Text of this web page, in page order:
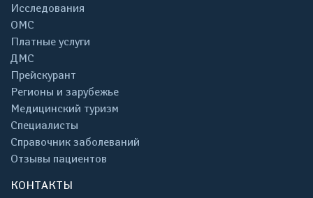
Исследования
ОМС
Платные услуги
ДМС
Прейскурант
Регионы и зарубежье
Медицинский туризм
Специалисты
Справочник заболеваний
Отзывы пациентов
КОНТАКТЫ